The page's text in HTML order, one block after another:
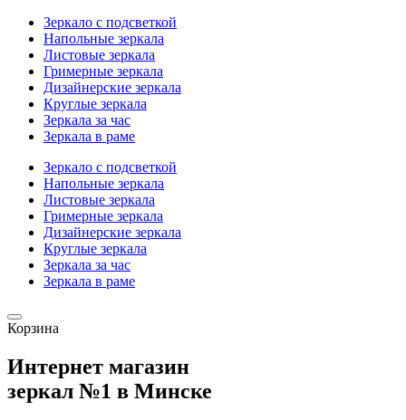
Зеркало с подсветкой
Напольные зеркала
Листовые зеркала
Гримерные зеркала
Дизайнерские зеркала
Круглые зеркала
Зеркала за час
Зеркала в раме
Зеркало с подсветкой
Напольные зеркала
Листовые зеркала
Гримерные зеркала
Дизайнерские зеркала
Круглые зеркала
Зеркала за час
Зеркала в раме
Корзина
Интернет магазин
зеркал №1 в Минске